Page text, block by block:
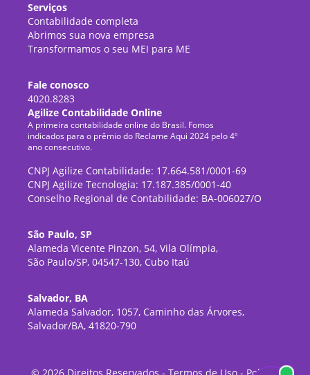
Serviços
Contabilidade completa
Abrimos sua nova empresa
Transformamos o seu MEI para ME
Fale conosco
4020.8283
Agilize Contabilidade Online
A primeira contabilidade online do Brasil. Fomos
indicados para o prêmio do Reclame Aqui 2024 pelo 4º
ano consecutivo.
CNPJ Agilize Contabilidade: 17.664.581/0001-69
CNPJ Agilize Tecnologia: 17.187.385/0001-40
Conselho Regional de Contabilidade: BA-006027/O
São Paulo, SP
Alameda Vicente Pinzon, 54, Vila Olímpia,
São Paulo/SP, 04547-130, Cubo Itaú
Salvador, BA
Alameda Salvador, 1057, Caminho das Árvores,
Salvador/BA, 41820-790